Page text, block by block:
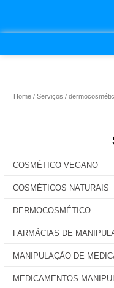
Home Serviços
COSMÉTICO VEGANO
COSMÉTICOS NATURAIS
DERMOCOSMÉTICO
FARMÁCIAS DE
MANIPULAÇÃO DE
MEDICAMENTOS